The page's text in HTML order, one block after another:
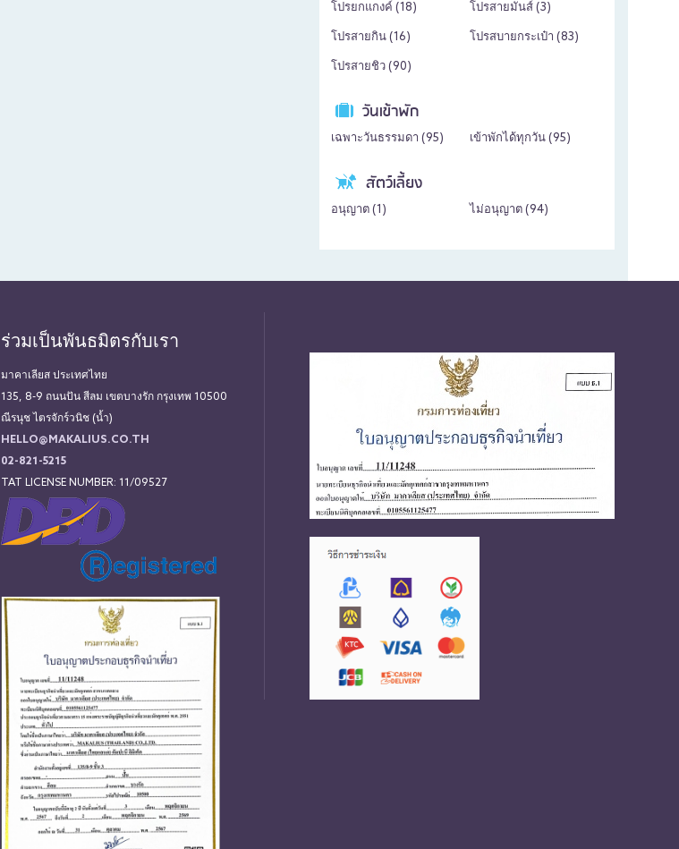
โปรยกแกงค์ (18) โปรสายมันส์ (3)
โปรสายกิน (16) โปรสบายกระเป๋า (83)
โปรสายชิว ( 90)
วันเข้าพัก
เฉพาะวันธรรมดา ( 95) เข้าพักได้ทุกวัน ( 95)
สัตว์เลี้ยง
อนุญาต (1 ) ไม่อนุญาต ( 94)
ร่วมเป็นพันธมิตรกับเรา
มาคาเลียส ประเทศไทย
135, 8-9 ถนนปัน สีลม เขตบางรัก กรุงเทพ 10500
ณีรนุช ไตรจักร์วนิช (น้ำ)
HELLO@MAKALIUS.CO.TH
02-821-5215
TAT LICENSE NUMBER: 11/09527